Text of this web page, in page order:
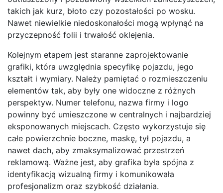
takich jak kurz, błoto czy pozostałości po wosku.
Nawet niewielkie niedoskonałości mogą wpłynąć na
przyczepność folii i trwałość oklejenia.
Kolejnym etapem jest staranne zaprojektowanie
grafiki, która uwzględnia specyfikę pojazdu, jego
kształt i wymiary. Należy pamiętać o rozmieszczeniu
elementów tak, aby były one widoczne z różnych
perspektyw. Numer telefonu, nazwa firmy i logo
powinny być umieszczone w centralnych i najbardziej
eksponowanych miejscach. Często wykorzystuje się
całe powierzchnie boczne, maskę, tył pojazdu, a
nawet dach, aby zmaksymalizować przestrzeń
reklamową. Ważne jest, aby grafika była spójna z
identyfikacją wizualną firmy i komunikowała
profesjonalizm oraz szybkość działania.